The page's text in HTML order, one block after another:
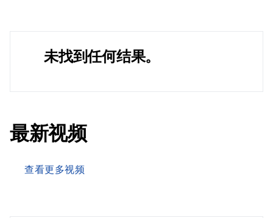
未找到任何结果。
最新视频
查看更多视频